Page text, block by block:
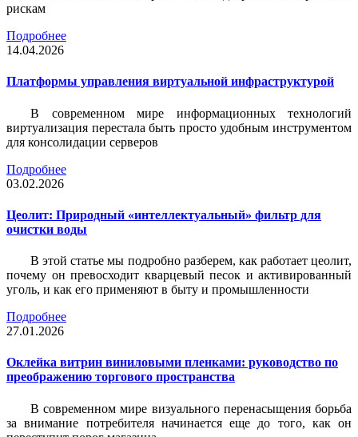
рискам
Подробнее
14.04.2026
Платформы управления виртуальной инфраструктурой
В современном мире информационных технологий
виртуализация перестала быть просто удобным инструментом
для консолидации серверов
Подробнее
03.02.2026
Цеолит: Природный «интеллектуальный» фильтр для
очистки воды
В этой статье мы подробно разберем, как работает цеолит,
почему он превосходит кварцевый песок и активированный
уголь, и как его применяют в быту и промышленности
Подробнее
27.01.2026
Оклейка витрин виниловыми пленками: руководство по
преображению торгового пространства
В современном мире визуального перенасыщения борьба
за внимание потребителя начинается еще до того, как он